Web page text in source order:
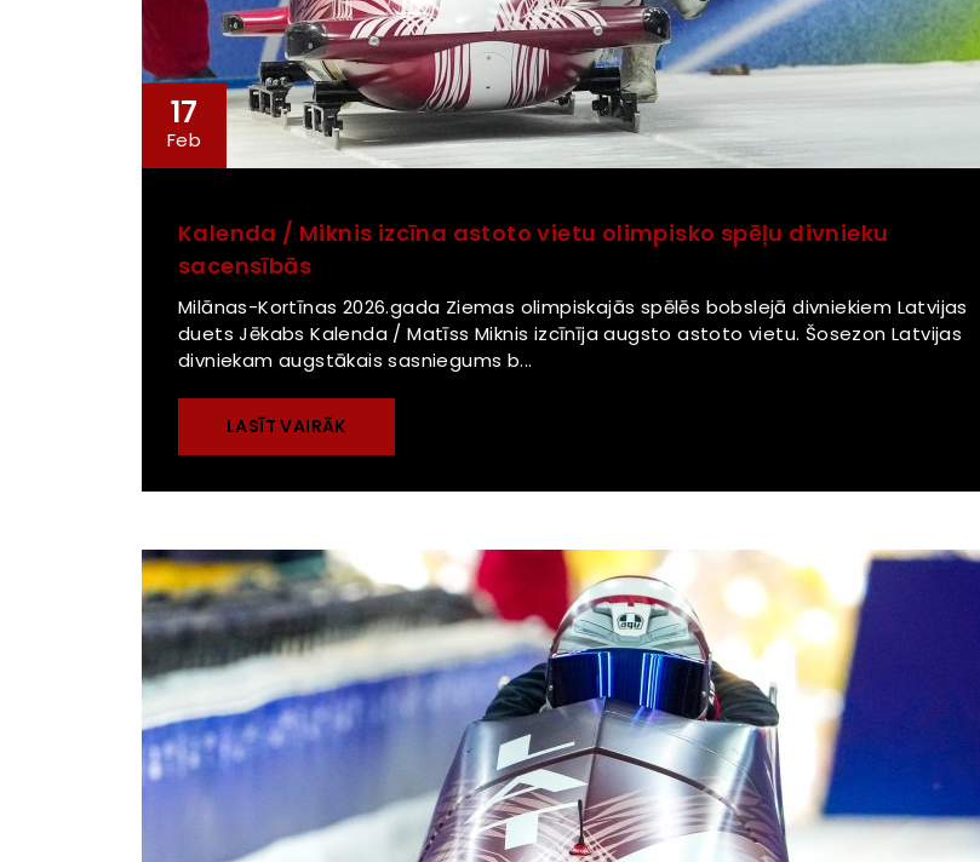
17
Feb
Kalenda / Miknis izcīna astoto vietu olimpisko spēļu divnieku
sacensībās
Milānas-Kortīnas 2026.gada Ziemas olimpiskajās spēlēs bobslejā divniekiem Latvijas
duets Jēkabs Kalenda / Matīss Miknis izcīnīja augsto astoto vietu. Šosezon Latvijas
divniekam augstākais sasniegums b...
LASĪT VAIRĀK